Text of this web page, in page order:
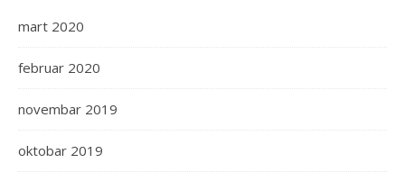
mart 2020
februar 2020
novembar 2019
oktobar 2019